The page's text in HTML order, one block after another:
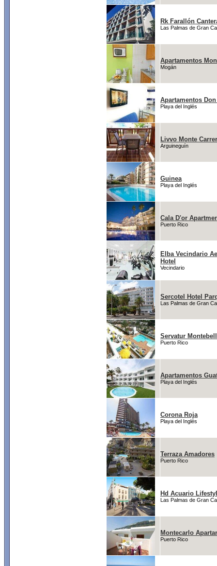
Rk Farallón
Las Palmas de Gran
Apartamentos
Mogán
Apartamentos
Playa del Inglés
Livvo Monte
Arguineguín
Guinea
Playa del Inglés
Cala D'or
Puerto Rico
Elba Vecindario
Hotel
Vecindario
Sercotel Hotel
Las Palmas de Gran
Servatur
Puerto Rico
Apartamentos
Playa del Inglés
Corona Roja
Playa del Inglés
Terraza Amadores
Puerto Rico
Hd Acuario
Las Palmas de Gran
Montecarlo
Puerto Rico